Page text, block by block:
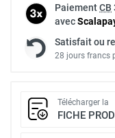
PaiementCB
avec
Satisfait ou
28 jours francs
Télécharger la
FICHE